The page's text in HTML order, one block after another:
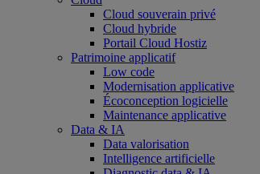
Cloud souverain privé
Cloud hybride
Portail Cloud Hostiz
Patrimoine applicatif
Low code
Modernisation applicative
Écoconception logicielle
Maintenance applicative
Data & IA
Data valorisation
Intelligence artificielle